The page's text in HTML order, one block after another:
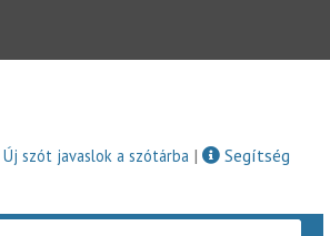
Új szót javaslok a szótárba |
Segítség